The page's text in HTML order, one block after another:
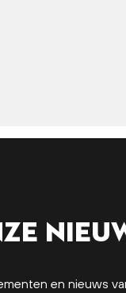
en nieuws